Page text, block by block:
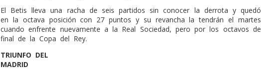
El Betis lleva una racha de seis partidos sin conocer la derrota y quedó
en la octava posición con 27 puntos y su revancha la tendrán el martes
cuando enfrente nuevamente a la Real Sociedad, pero por los octavos de
final de la Copa del Rey.
TRIUNFO DEL
MADRID